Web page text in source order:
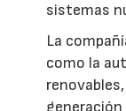
sistemas
La
como la